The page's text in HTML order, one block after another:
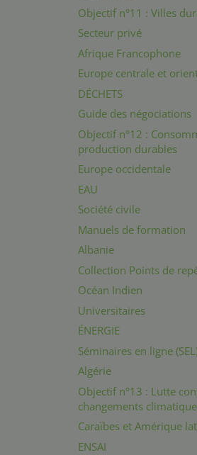
Objectif n°11 : Villes
Secteur privé
Afrique Francophone
Europe centrale et
DÉCHETS
Guide des négociations
Objectif n°12 :
production durables
Europe occidentale
EAU
Société civile
Manuels de formation
Albanie
Collection Points de
Océan Indien
Universitaires
ÉNERGIE
Séminaires en ligne
Algérie
Objectif n°13 : Lutte
changements
Caraïbes et Amérique
ENSAI